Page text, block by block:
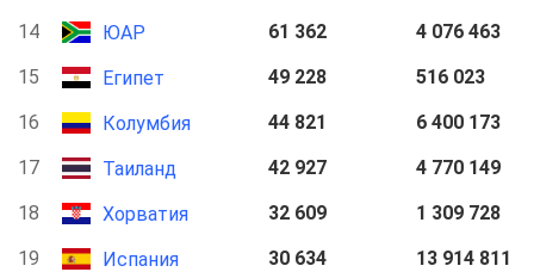
14
ЮАР 61 362
4 076 463
15
Египет 49 228
516 023
16
Колумбия 44 821
6 400 173
17
Таиланд 42 927
4 770 149
18
Хорватия 32 609
1 309 728
19
Испания 30 634
13 914 811